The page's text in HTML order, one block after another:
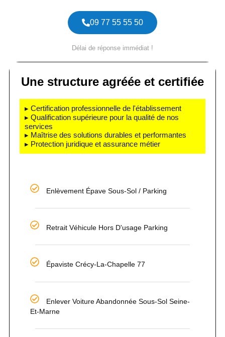
09 77 55 55 50
Délai de réponse immédiat !
Une structure agréée et certifiée
▸ Certification professionnelle de l'établissement
▸ Qualification supérieure pour la qualité de nos
services
▸ Maîtrise des solutions durables et performantes
▸ Protection juridique et assurance métier
Enlèvement Épave Sous-Sol / Parking
Retrait Véhicule Hors D'usage Parking
Épaviste Crécy-La-Chapelle 77
Enlever Voiture Abandonnée Sous-Sol Seine-
Et-Marne